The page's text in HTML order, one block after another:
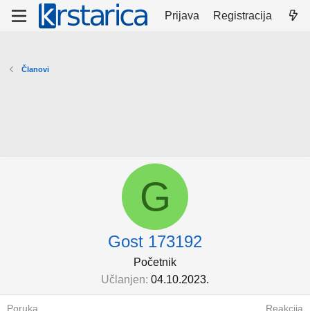
Prijava Registracija
Članovi
G
Gost 173192
Početnik
Učlanjen 04.10.2023.
Poruka Reakcija